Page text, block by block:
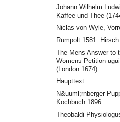
Johann Wilhelm
Kaffee und Thee
Niclas von Wyle,
Rumpolt 1581: Hirsch
The Mens Answer to
Womens Petition
(London 1674)
Haupttext
N&uuml;rnberger
Kochbuch 1896
Theobaldi